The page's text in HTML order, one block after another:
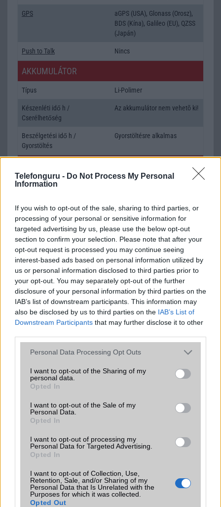
Telefonguru - Do Not Process My Personal
Information
If you wish to opt-out of the sale, sharing to third parties, or
processing of your personal or sensitive information for
targeted advertising by us, please use the below opt-out
section to confirm your selection. Please note that after your
opt-out request is processed you may continue seeing
interest-based ads based on personal information utilized by
us or personal information disclosed to third parties prior to
your opt-out. You may separately opt-out of the further
disclosure of your personal information by third parties on the
IAB’s list of downstream participants. This information may
also be disclosed by us to third parties on the IAB’s List of
Downstream Participants that may further disclose it to other
Please note that this website/app uses one or more Google
not limited to your visit or usage behaviour. You may click to
grant or deny consent to Google and its third-party tags to
use your data for below specified purposes in below Google
consent section.
Personal Data Processing Opt Outs
I want to opt-out of the Sharing of my
personal data.
Opted In
I want to opt-out of the Sale of my
Personal Data.
Opted In
I want to opt-out of processing my
Personal Data for Targeted Advertising.
Opted In
I want to opt-out of Collection, Use,
Retention, Sale, and/or Sharing of my
Personal Data that Is Unrelated with the
Purposes for which it was collected.
Opted Out
GPS
aGPS (USA), Glonass (Orosz),
BDS (Kína), Galileo (EU), QZSS
(Japán)
Push to Talk Nincs
AKKUMULÁTOR
Típus Li-Polimer
Készenléti idő h /
Cserélhetőség
Az akkumulátor nem vehetõ ki!
Beszélgetési idő h /
Gyorstöltés
Gyorstöltésre alkalmas
Java
SNS integráció alap szolgáltatás
Organizer alap szolgáltatás
T9 szótár alkalmazás független szótár
Office alkalmazások alap szolgáltatás
Iránytũ ecompass
Extrák Nincs
Vibra jelzés alap szolgáltatás
SIM-ek száma
Flight mode Van
Terület
Funkciók HDR
Brand
Védelem Nincs
Limited Edition